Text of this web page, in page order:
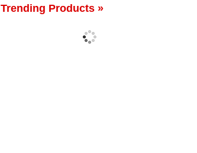
Trending Products »